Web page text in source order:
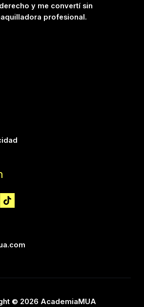
y me convertí sin
profesional.
© 2026 AcademiaMUA